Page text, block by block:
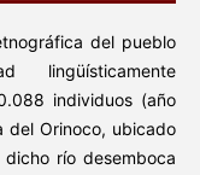
del pueblo
lingüísticamente
individuos (año
del Orinoco, ubicado
río desemboca